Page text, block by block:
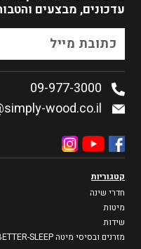
עדכונים, מבצעים
09-977-3000
wood.co.il
קטגוריות
חדרי שינה
מיטות
שידות
מזרנים ובסיסי מיטה BETTER-SLEEP